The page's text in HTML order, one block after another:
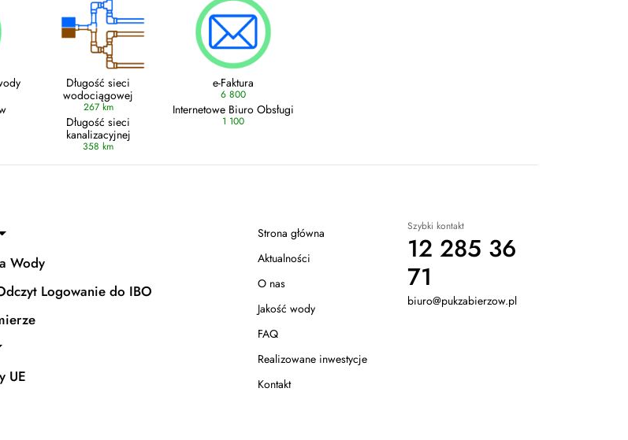
Długość sieci
wodociągowej
267 km
Długość sieci
kanalizacyjnej
358 km
e-Faktura
6 800
Internetowe Biuro Obsługi
1 100
Wody
Logowanie do IBO
UE
Strona główna
Aktualności
O nas
Jakość wody
FAQ
Realizowane inwestycje
Kontakt
Szybki kontakt
12 285 36
71
biuro@pukzabierzow.pl